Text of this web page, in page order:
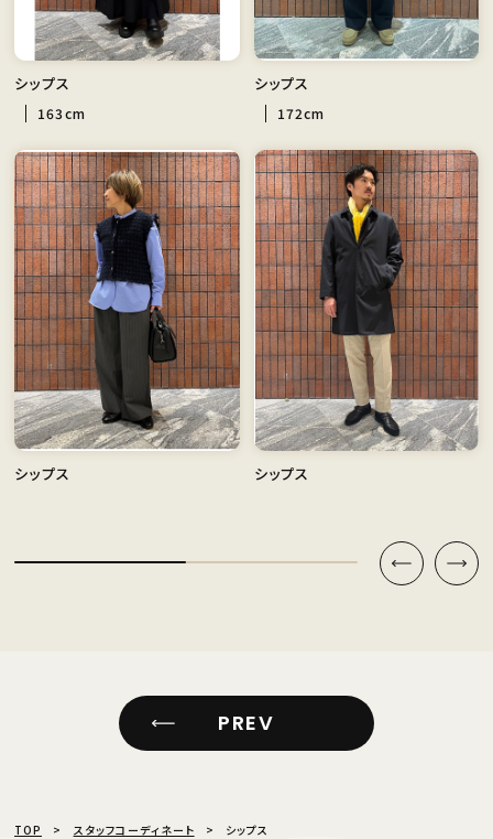
シップス
163cm
シップス
172cm
シップス シップス
PREV
TOP スタッフコーディネート シップス